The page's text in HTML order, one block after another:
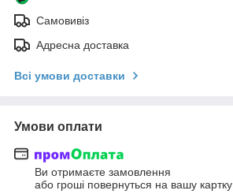
Самовивіз
Адресна доставка
Всі умови доставки
Умови оплати
Ви отримаєте замовлення
або гроші повернуться на вашу картку